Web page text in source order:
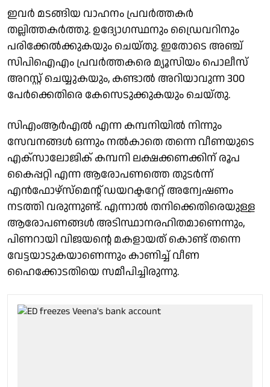
ഇവർ മടങ്ങിയ വാഹനം പ്രവർത്തകർ
തല്ലിത്തകർത്തു. ഉദ്യോഗസ്ഥനും ഡ്രൈവറിനും
പരിക്കേൽക്കുകയും ചെയ്തു. ഇതോടെ അഞ്ച്
സിപിഐഎം പ്രവർത്തകരെ മ്യൂസിയം പൊലീസ്
അറസ്റ്റ് ചെയ്യുകയും, കണ്ടാൽ അറിയാവുന്ന 300
പേർക്കെതിരെ കേസെടുക്കുകയും ചെയ്തു.
സിഎംആർഎൽ എന്ന കമ്പനിയിൽ നിന്നും
സേവനങ്ങൾ ഒന്നും നൽകാതെ തന്നെ വീണയുടെ
എക്‌സാലോജിക് കമ്പനി ലക്ഷക്കണക്കിന് രൂപ
കൈപ്പറ്റി എന്ന ആരോപണത്തെ തുടർന്ന്
എൻഫോഴ്‌സ്‌മെന്റ് ഡയറക്ടറേറ്റ് അന്വേഷണം
നടത്തി വരുന്നുണ്ട്. എന്നാൽ തനിക്കെതിരെയുള്ള
ആരോപണങ്ങൾ അടിസ്ഥാനരഹിതമാണെന്നും,
പിണറായി വിജയൻ്റെ മകളായത് കൊണ്ട് തന്നെ
വേട്ടയാടുകയാണെന്നും കാണിച്ച് വീണ
ഹൈക്കോടതിയെ സമീപിച്ചിരുന്നു.